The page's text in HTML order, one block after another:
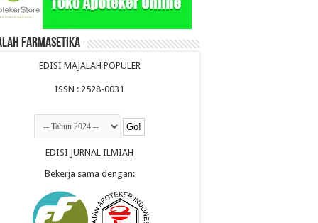
Farmasetika
EDISI MAJALAH POPULER
ISSN : 2528-0031
EDISI JURNAL ILMIAH
Bekerja sama dengan: